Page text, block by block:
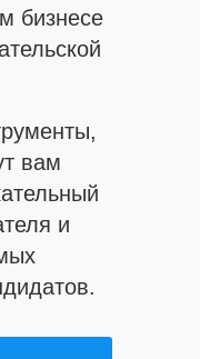
бизнесе
вам
и